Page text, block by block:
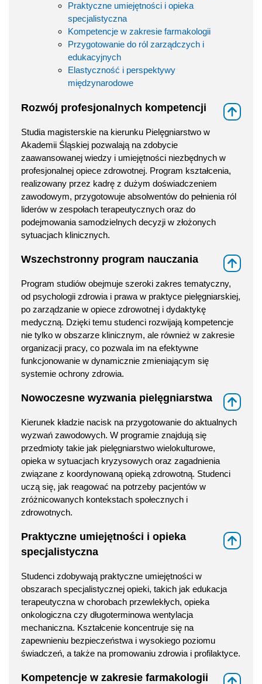
Praktyczne umiejętności i opieka
specjalistyczna
Kompetencje w zakresie farmakologii
Przygotowanie do ról zarządczych i
edukacyjnych
Elastyczność i perspektywy
międzynarodowe
Rozwój profesjonalnych kompetencji
Studia magisterskie na kierunku Pielęgniarstwo w
Akademii Śląskiej pozwalają na zdobycie
zaawansowanej wiedzy i umiejętności niezbędnych w
profesjonalnej opiece zdrowotnej. Program kształcenia,
realizowany przez kadrę z dużym doświadczeniem
zawodowym, przygotowuje absolwentów do pełnienia ról
liderów w zespołach terapeutycznych oraz do
podejmowania samodzielnych decyzji w złożonych
sytuacjach klinicznych.
Wszechstronny program nauczania
Program studiów obejmuje szeroki zakres tematyczny,
od psychologii zdrowia i prawa w praktyce pielęgniarskiej,
po zarządzanie w opiece zdrowotnej i dydaktykę
medyczną. Dzięki temu studenci rozwijają kompetencje
nie tylko w obszarze klinicznym, ale również w zakresie
organizacji pracy, co pozwala im na efektywne
funkcjonowanie w dynamicznie zmieniającym się
systemie ochrony zdrowia.
Nowoczesne wyzwania pielęgniarstwa
Kierunek kładzie nacisk na przygotowanie do aktualnych
wyzwań zawodowych. W programie znajdują się
przedmioty takie jak pielęgniarstwo wielokulturowe,
opieka w sytuacjach kryzysowych oraz zagadnienia
związane z koordynowaną opieką zdrowotną. Studenci
uczą się, jak reagować na potrzeby pacjentów w
zróżnicowanych kontekstach społecznych i
zdrowotnych.
Praktyczne umiejętności i opieka
specjalistyczna
Studenci zdobywają praktyczne umiejętności w
obszarach specjalistycznej opieki, takich jak edukacja
terapeutyczna w chorobach przewlekłych, opieka
onkologiczna czy długoterminowa wentylacja
mechaniczna. Kształcenie koncentruje się na
zapewnieniu bezpieczeństwa i wysokiego poziomu
świadczeń, a także na promowaniu zdrowia i profilaktyce.
Kompetencje w zakresie farmakologii